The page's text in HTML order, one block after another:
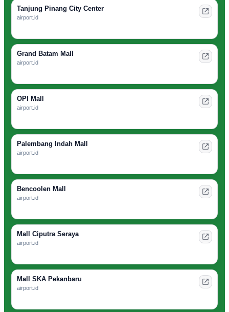
Tanjung Pinang City Center
airport.id
Grand Batam Mall
airport.id
OPI Mall
airport.id
Palembang Indah Mall
airport.id
Bencoolen Mall
airport.id
Mall Ciputra Seraya
airport.id
Mall SKA Pekanbaru
airport.id